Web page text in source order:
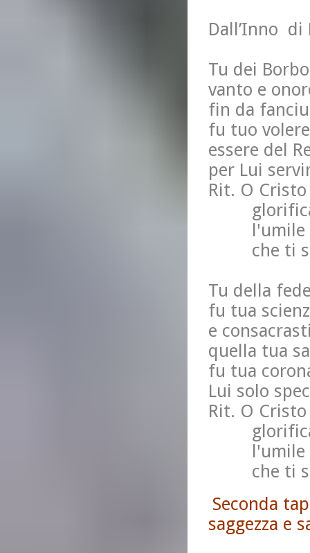
Dall’Inno di
Tu dei
vanto e
fin da
fu tuo
essere del
per Lui
Rit. O
glorifica
l'umile e
che ti
Tu della
fu tua
e
quella tua
fu tua
Lui solo
Rit. O
glorifica
l'umile e
che ti
Seconda
saggezza e